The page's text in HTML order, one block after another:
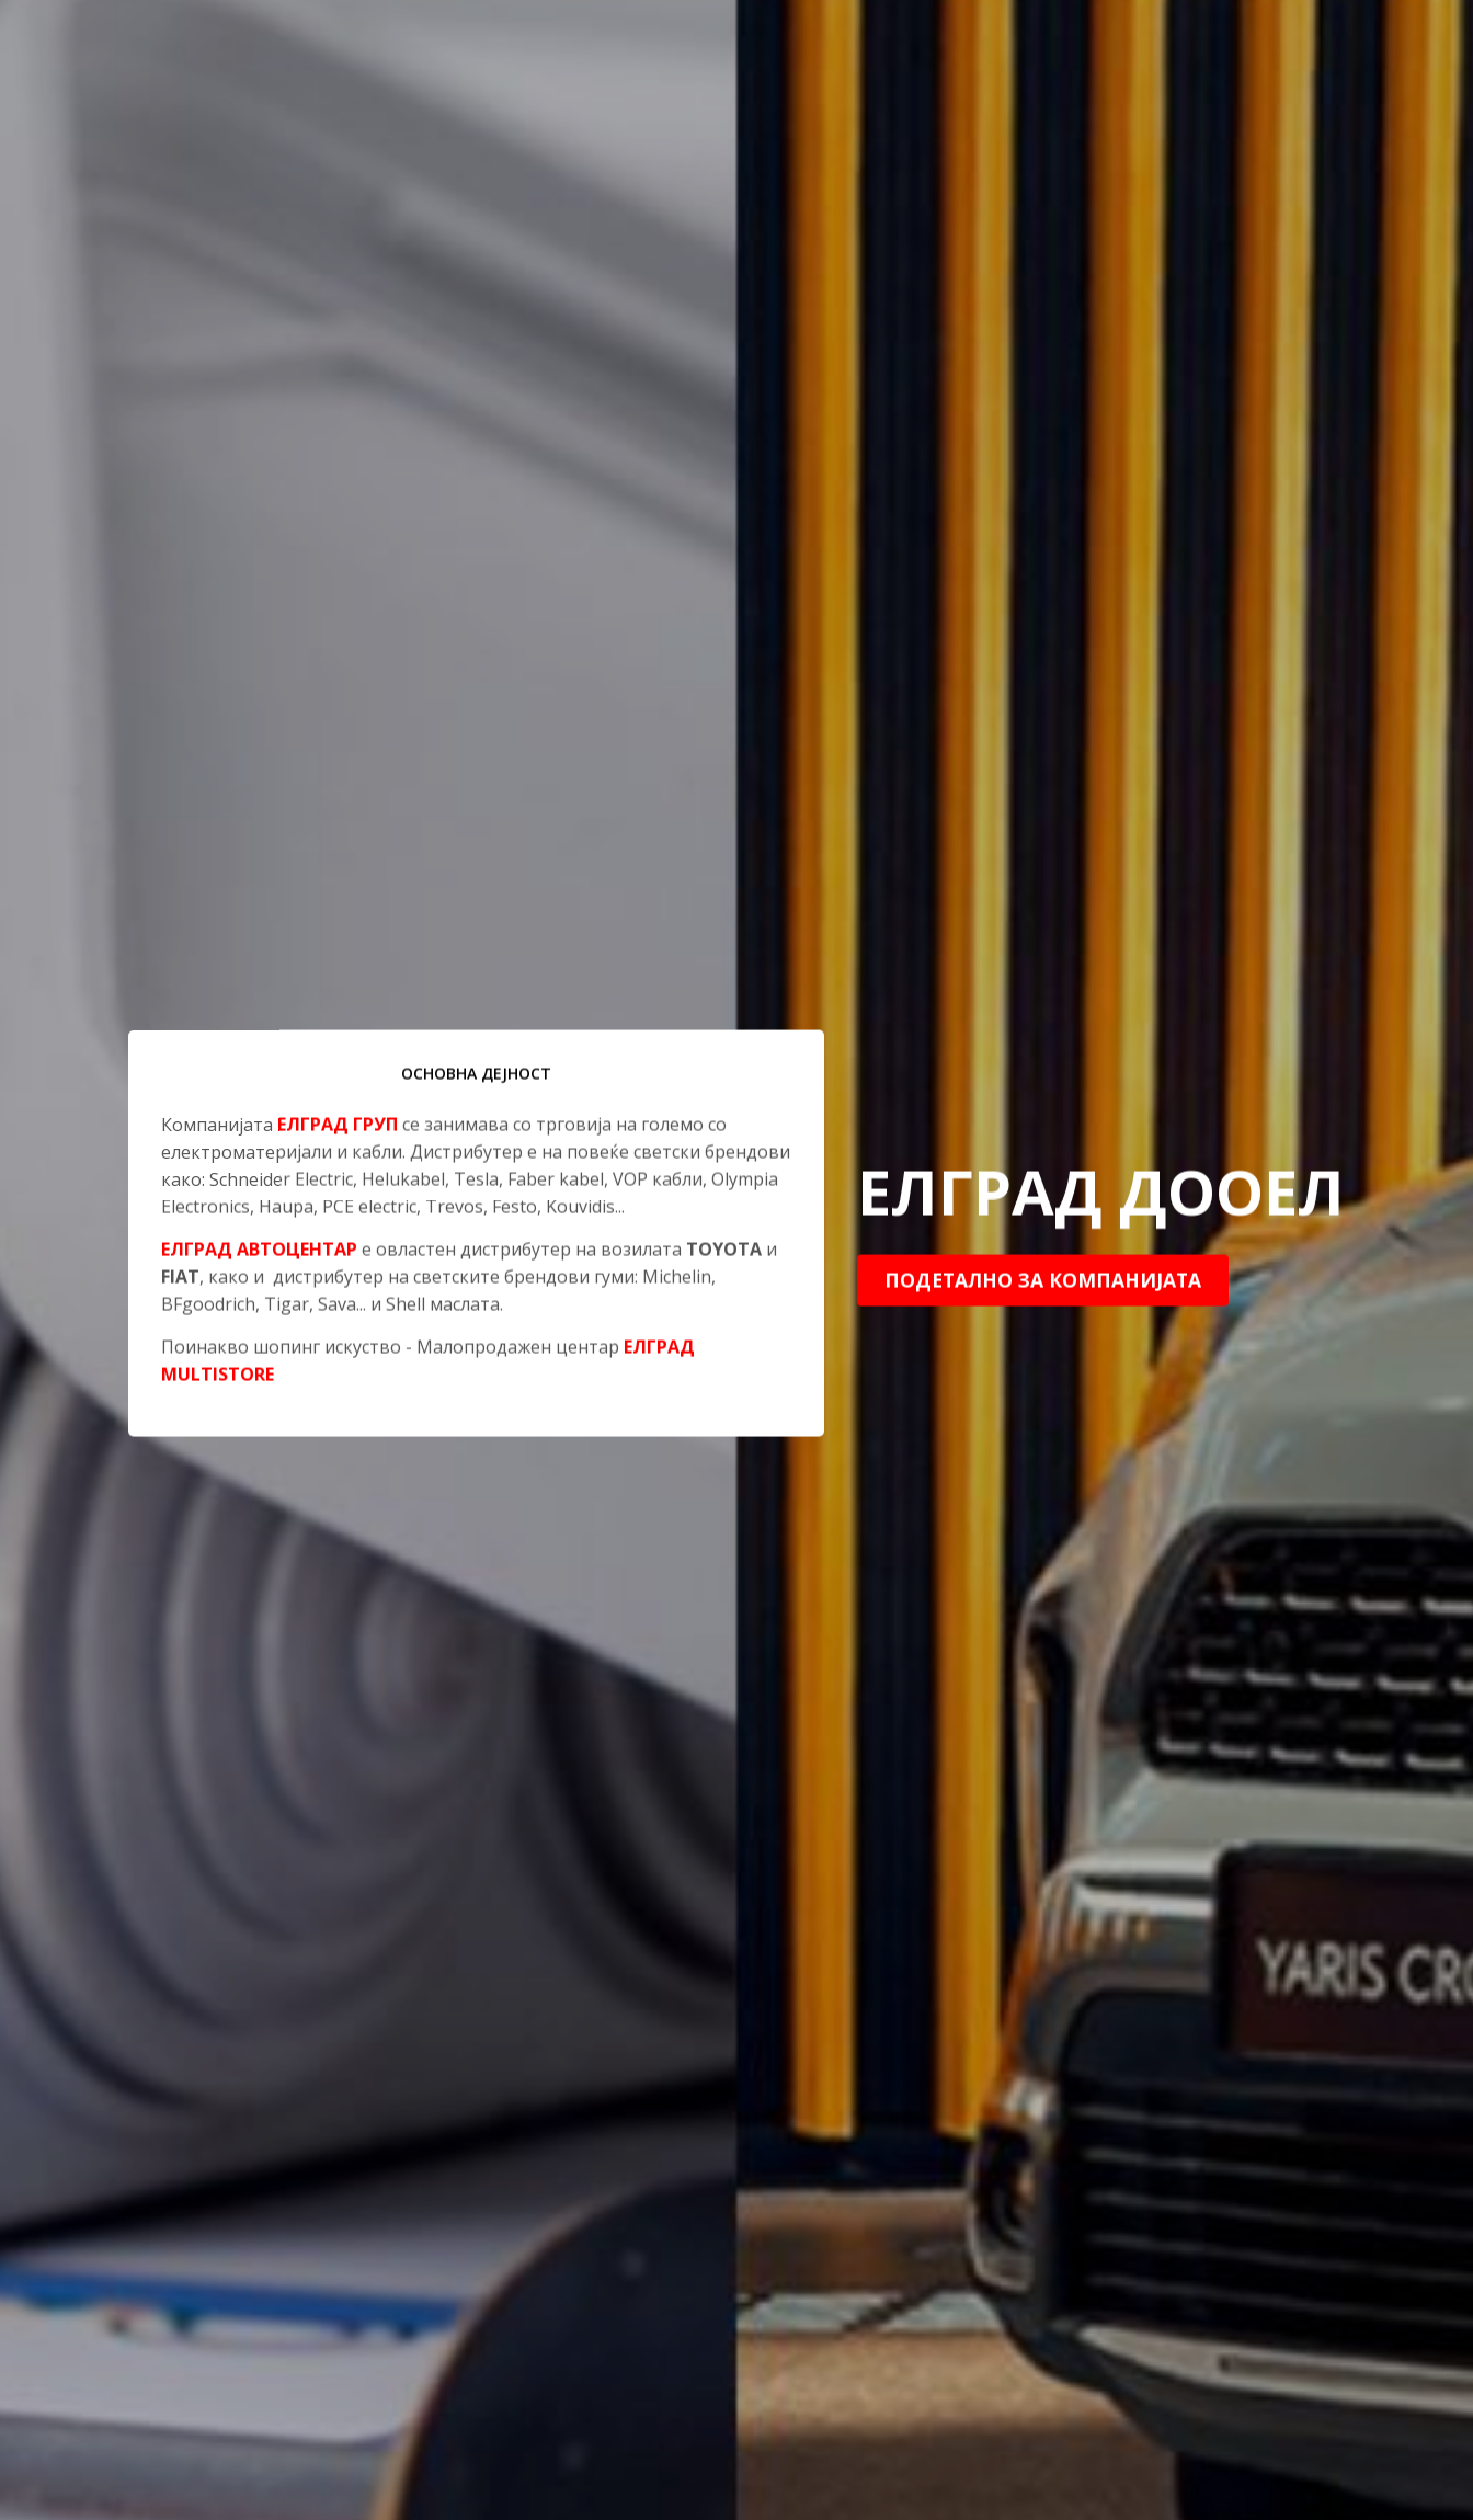
ОСНОВНА ДЕЈНОСТ
Компанијата ЕЛГРАД ГРУП се занимава со трговија на големо со
електроматеријали и кабли. Дистрибутер е на повеќе светски брендови
како: Schneider Electric, Helukabel, Tesla, Faber kabel, VOP кабли, Olympia
Electronics, Haupa, PCЕ electric, Trevos, Festo, Kouvidis...
EЛГРАД АВТОЦЕНТАР е овластен дистрибутер на возилата TOYOTA и
FIAT, како и дистрибутер на светските брендови гуми: Michelin,
BFgoodrich, Tigar, Sava... и Shell маслата.
Поинакво шопинг искуство - Малопродажен центар ЕЛГРАД
MULTISTORE
ЕЛГРАД ДООЕЛ
ПОДЕТАЛНО ЗА КОМПАНИЈАТА